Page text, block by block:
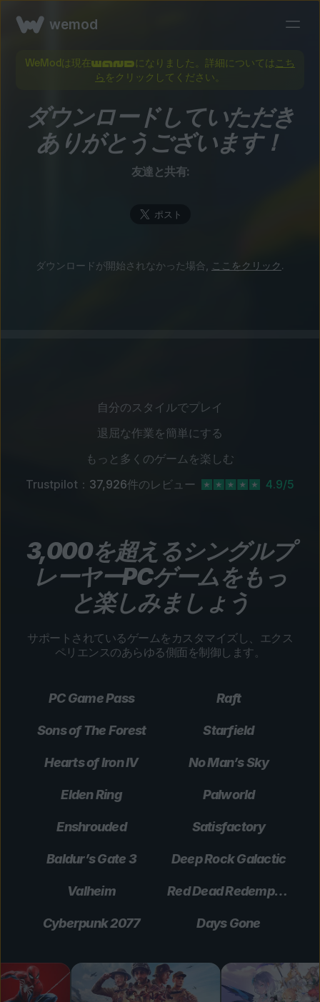
wemod
WeModは現在 になりました。詳細については こち
ら をクリックしてください。
ダウンロードしていただき
ありがとうございます！
友達と共有:
ダウンロードが開始されなかった場合, ここをクリック .
自分のスタイルでプレイ
退屈な作業を簡単にする
もっと多くのゲームを楽しむ
Trustpilot： 37,926件のレビュー 4.9/5
3,000を超えるシングルプ
レーヤーPCゲームをもっ
と楽しみましょう
サポートされているゲームをカスタマイズし、エクス
ペリエンスのあらゆる側面を制御します。
PC Game Pass Raft
Sons of The Forest Starfield
Hearts of Iron IV No Man’s Sky
Elden Ring Palworld
Enshrouded Satisfactory
Baldur’s Gate 3 Deep Rock Galactic
Valheim Red Dead Redemption 2
Cyberpunk 2077 Days Gone